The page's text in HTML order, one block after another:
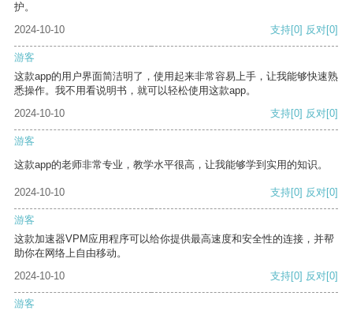
护。
2024-10-10
支持[0] 反对[0]
游客
这款app的用户界面简洁明了，使用起来非常容易上手，让我能够快速熟
悉操作。我不用看说明书，就可以轻松使用这款app。
2024-10-10
支持[0] 反对[0]
游客
这款app的老师非常专业，教学水平很高，让我能够学到实用的知识。
2024-10-10 支持[0] 反对[0]
游客
这款加速器VPM应用程序可以给你提供最高速度和安全性的连接，并帮
助你在网络上自由移动。
2024-10-10
支持[0] 反对[0]
游客